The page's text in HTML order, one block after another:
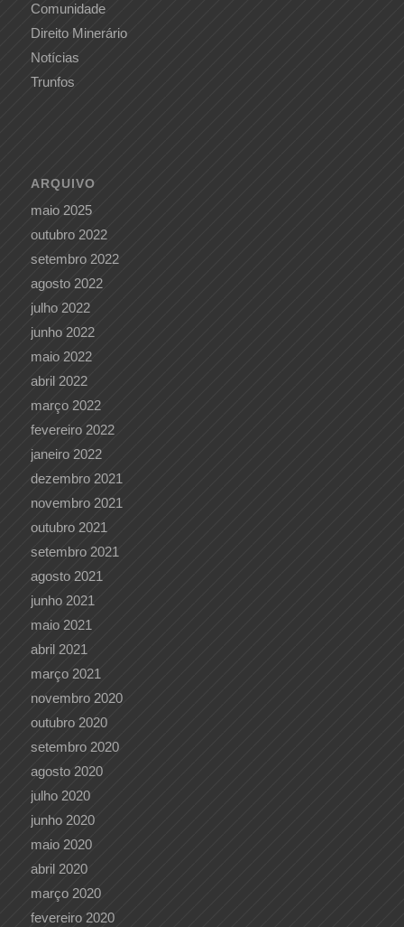
Comunidade
Direito Minerário
Notícias
Trunfos
ARQUIVO
maio 2025
outubro 2022
setembro 2022
agosto 2022
julho 2022
junho 2022
maio 2022
abril 2022
março 2022
fevereiro 2022
janeiro 2022
dezembro 2021
novembro 2021
outubro 2021
setembro 2021
agosto 2021
junho 2021
maio 2021
abril 2021
março 2021
novembro 2020
outubro 2020
setembro 2020
agosto 2020
julho 2020
junho 2020
maio 2020
abril 2020
março 2020
fevereiro 2020